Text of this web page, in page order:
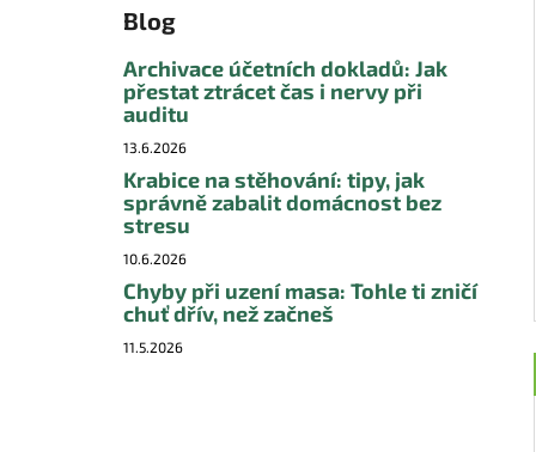
Blog
Archivace účetních dokladů: Jak
přestat ztrácet čas i nervy při
auditu
13.6.2026
Krabice na stěhování: tipy, jak
správně zabalit domácnost bez
stresu
10.6.2026
Chyby při uzení masa: Tohle ti zničí
chuť dřív, než začneš
11.5.2026